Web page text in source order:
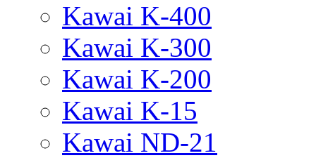
Kawai K-400
Kawai K-300
Kawai K-200
Kawai K-15
Kawai ND-21